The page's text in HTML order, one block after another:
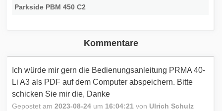
Parkside PBM 450 C2
Kommentare
Ich würde mir gern die Bedienungsanleitung PRMA 40-
Li A3 als PDF auf dem Computer abspeichern. Bitte
schicken Sie mir die, Danke
Gepostet am2023-08-24 um 16:04:21 von Ulrich Schulz